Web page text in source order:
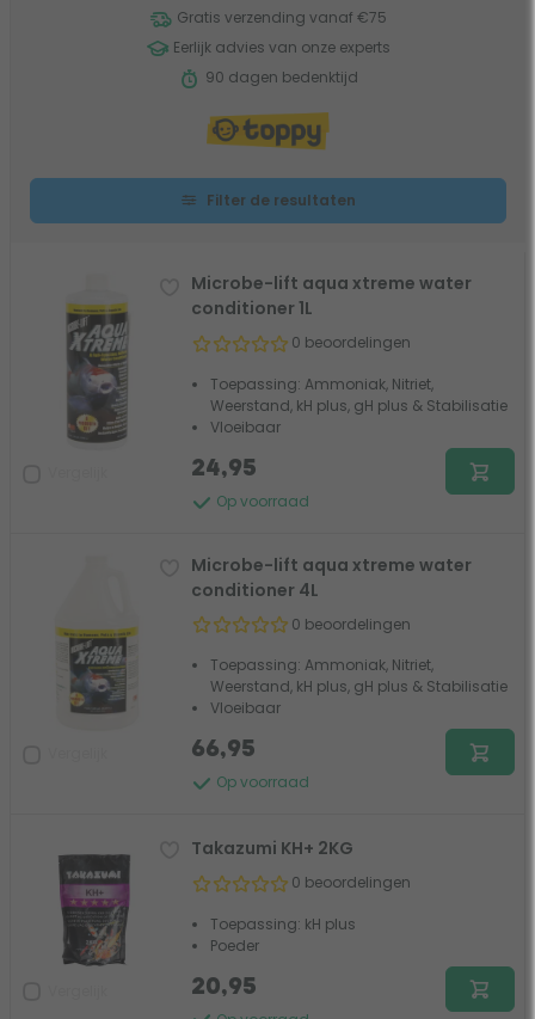
Gratis verzending vanaf €75
Eerlijk advies van onze experts
90 dagen bedenktijd
Filter de resultaten
Microbe-lift aqua xtreme water
conditioner 1L
0 beoordelingen
Toepassing: Ammoniak, Nitriet,
Weerstand, kH plus, gH plus & Stabilisatie
Vloeibaar
Op voorraad
24,95
Microbe-lift aqua xtreme water
conditioner 4L
0 beoordelingen
Toepassing: Ammoniak, Nitriet,
Weerstand, kH plus, gH plus & Stabilisatie
Vloeibaar
Op voorraad
66,95
Takazumi KH+ 2KG
0 beoordelingen
Toepassing: kH plus
Poeder
20,95